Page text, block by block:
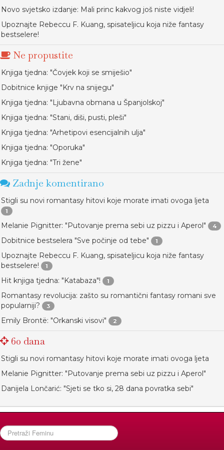
Novo svjetsko izdanje: Mali princ kakvog još niste vidjeli!
Upoznajte Rebeccu F. Kuang, spisateljicu koja niže fantasy
bestselere!
Ne propustite
Knjiga tjedna: "Čovjek koji se smiješio"
Dobitnice knjige "Krv na snijegu"
Knjiga tjedna: "Ljubavna obmana u Španjolskoj"
Knjiga tjedna: "Stani, diši, pusti, pleši"
Knjiga tjedna: "Arhetipovi esencijalnih ulja"
Knjiga tjedna: "Oporuka"
Knjiga tjedna: "Tri žene"
Zadnje komentirano
Stigli su novi romantasy hitovi koje morate imati ovoga ljeta
1
Melanie Pignitter: "Putovanje prema sebi uz pizzu i Aperol" 4
Dobitnice bestselera "Sve počinje od tebe" 1
Upoznajte Rebeccu F. Kuang, spisateljicu koja niže fantasy
bestselere!
1
Hit knjiga tjedna: "Katabaza"! 1
Romantasy revolucija: zašto su romantični fantasy romani sve
popularniji?
3
Emily Brontë: "Orkanski visovi" 2
60 dana
Stigli su novi romantasy hitovi koje morate imati ovoga ljeta
Melanie Pignitter: "Putovanje prema sebi uz pizzu i Aperol"
Danijela Lončarić: "Sjeti se tko si, 28 dana povratka sebi"